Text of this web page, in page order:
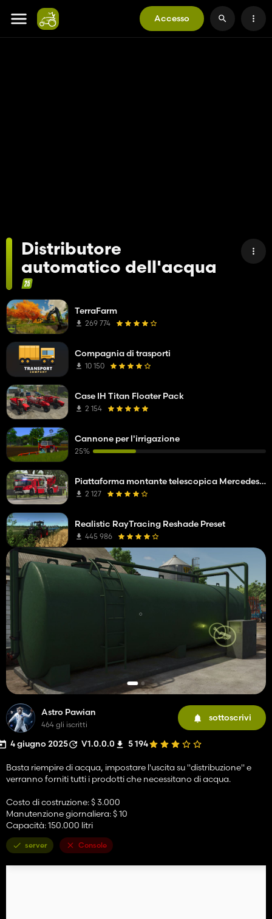
Accesso
Distributore
automatico dell'acqua
Astro Pawian
464 gli iscritti
sottoscrivi
4 giugno 2025 V1.0.0.0 5 194
Basta riempire di acqua, impostare l'uscita su "distribuzione" e
verranno forniti tutti i prodotti che necessitano di acqua.
Costo di costruzione: $ 3.000
Manutenzione giornaliera: $ 10
Capacità: 150.000 litri
server Console
TerraFarm
269 774
Compagnia di trasporti
10 150
Case IH Titan Floater Pack
2 154
Cannone per l'irrigazione
25%
Piattaforma montante telescopica Mercedes Benz Econic WISS
2 127
Realistic RayTracing Reshade Preset
445 986